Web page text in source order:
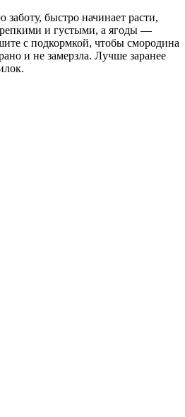
быстро начинает расти,
и густыми, а ягоды —
с подкормкой, чтобы смородина
и не замерзла. Лучше заранее